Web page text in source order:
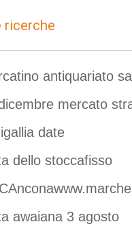
ricerche
antiquariato
mercato
date
dello stoccafisso
awaiana 3 agosto